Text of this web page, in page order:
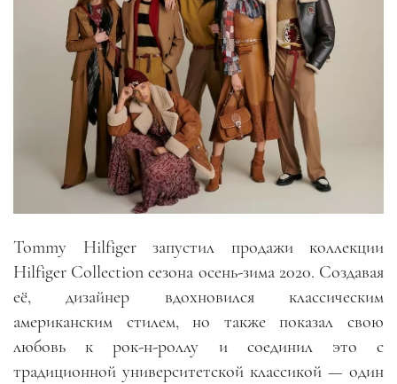
Tommy Hilfiger запустил продажи коллекции
Hilfiger Collection сезона осень-зима 2020. Создавая
её, дизайнер вдохновился классическим
американским стилем, но также показал свою
любовь к рок-н-роллу и соединил это с
традиционной университетской классикой — один